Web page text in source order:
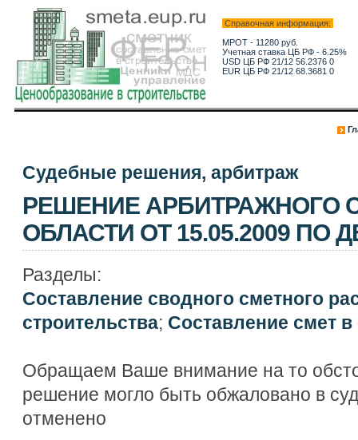
Справочная информация:
МРОТ - 11280 руб.
Учетная ставка ЦБ РФ - 6.25%
USD ЦБ РФ 21/12 56.2376 0
EUR ЦБ РФ 21/12 68.3681 0
Судебные решения, арбитраж
РЕШЕНИЕ АРБИТРАЖНОГО
ОБЛАСТИ ОТ 15.05.2009 ПО
Разделы:
Составление сводного сметного
строительства; Составление смет в
Обращаем Ваше внимание на то
решение могло быть обжаловано в
отменено